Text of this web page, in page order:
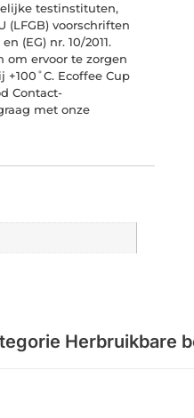
testinstituten,
(LFGB) voorschriften
(EG) nr. 10/2011.
om ervoor te zorgen
Ecoffee Cup
Contact-
met onze
Herbruikbare